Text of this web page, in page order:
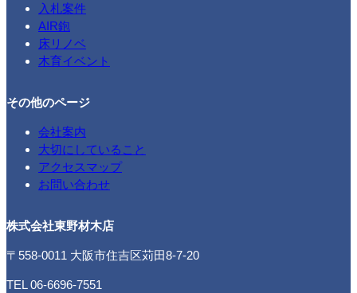
入札案件
AIR鉋
床リノベ
木育イベント
その他のページ
会社案内
大切にしていること
アクセスマップ
お問い合わせ
株式会社東野材木店
〒558-0011 大阪市住吉区苅田8-7-20
TEL 06-6696-7551